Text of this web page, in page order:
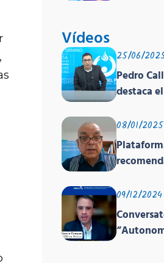
Vídeos
25/06/
Pedro
destaca
global
humanos
PNUD, la
08/01/2025
el EPU
09/12/2024